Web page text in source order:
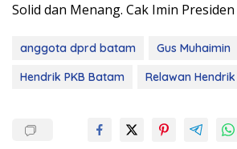
Solid dan Menang. Cak Imin
anggota dprd batam
Gus Muhaimin
Hendrik PKB Batam
Relawan Hendrik